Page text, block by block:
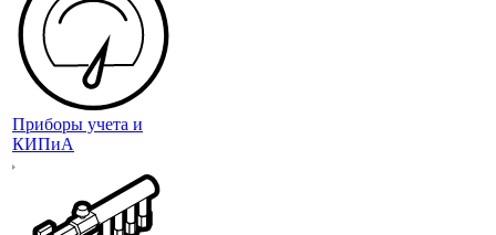
Приборы учета и
КИПиА